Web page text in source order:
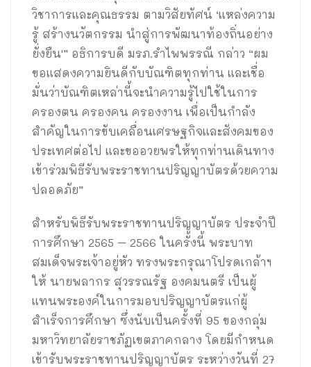
วิชาการและคุณธรรม ตามวิสัยทัศน์ ‘แหล่งความ
รู้ สร้างนวัตกรรม นำสู่การพัฒนาท้องถิ่นอย่าง
ยั่งยืน'” อธิการบดี มรภ.รำไพพรรณี กล่าว “ผม
ขอแสดงความยินดีกับบัณฑิตทุกท่าน และเชื่อ
มั่นว่าบัณฑิตเหล่านี้จะนำความรู้ไปใช้ในการ
ครองตน ครองคน ครองงาน เพื่อเป็นกำลัง
สำคัญในการขับเคลื่อนเศรษฐกิจและสังคมของ
ประเทศต่อไป และขออวยพรให้ทุกท่านเดินทาง
เข้าร่วมพิธีรับพระราชทานปริญญาบัตรด้วยความ
ปลอดภัย”
สำหรับพิธีรับพระราชทานปริญญาบัตร ประจำปี
การศึกษา 2565 – 2566 ในครั้งนี้ พระบาท
สมเด็จพระเจ้าอยู่หัว ทรงพระกรุณาโปรดเกล้าฯ
ให้ นายพลากร สุวรรณรัฐ องคมนตรี เป็นผู้
แทนพระองค์ในการมอบปริญญาบัตรแก่ผู้
สำเร็จการศึกษา ซึ่งนับเป็นครั้งที่ 95 ของกลุ่ม
มหาวิทยาลัยราชภัฏเขตภาคกลาง โดยมีกำหนด
เข้ารับพระราชทานปริญญาบัตร ระหว่างวันที่ 27